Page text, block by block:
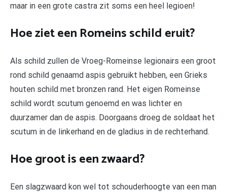
maar in een grote castra zit soms een heel legioen!
Hoe ziet een Romeins schild eruit?
Als schild zullen de Vroeg-Romeinse legionairs een groot
rond schild genaamd aspis gebruikt hebben, een Grieks
houten schild met bronzen rand. Het eigen Romeinse
schild wordt scutum genoemd en was lichter en
duurzamer dan de aspis. Doorgaans droeg de soldaat het
scutum in de linkerhand en de gladius in de rechterhand.
Hoe groot is een zwaard?
Een slagzwaard kon wel tot schouderhoogte van een man